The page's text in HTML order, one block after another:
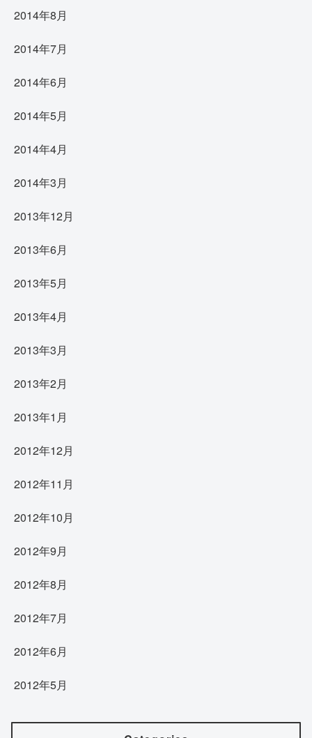
2014年8月
2014年7月
2014年6月
2014年5月
2014年4月
2014年3月
2013年12月
2013年6月
2013年5月
2013年4月
2013年3月
2013年2月
2013年1月
2012年12月
2012年11月
2012年10月
2012年9月
2012年8月
2012年7月
2012年6月
2012年5月